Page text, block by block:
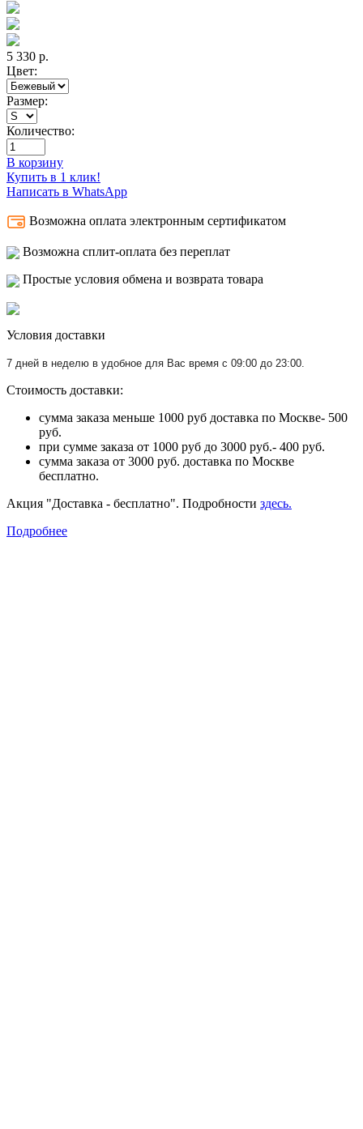
5 330 р.
Цвет:
Размер:
Количество:
В корзину
Купить в 1 клик!
Написать в WhatsApp
Возможна оплата электронным сертификатом
Возможна сплит-оплата без переплат
Простые условия обмена и возврата товара
Условия доставки
7 дней в неделю в удобное для Вас время с 09:00 до 23:00.
Стоимость доставки:
сумма заказа меньше 1000 руб доставка по Москве- 500
руб.
при сумме заказа от 1000 руб до 3000 руб.- 400 руб.
сумма заказа от 3000 руб. доставка по Москве
бесплатно.
Акция "Доставка - бесплатно". Подробности здесь.
Подробнее